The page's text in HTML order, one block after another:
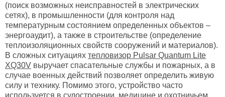
(поиск возможных неисправностей в электрических
сетях), в промышленности (для контроля над
температурным состоянием определенных объектов –
энергоаудит), а также в строительстве (определение
теплоизоляционных свойств сооружений и материалов).
В сложных ситуациях тепловизор Pulsar Quantum Lite
XQ30V выручает спасательные службы и пожарных, а в
случае военных действий позволяет определить живую
силу и технику. Помимо этого, устройство часто
используется в судостроении, медицине и охотничьем